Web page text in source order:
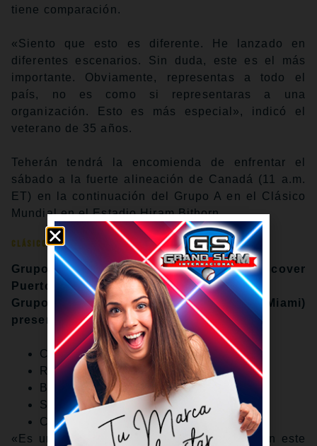
tiene comparación.
«Siento que esto es diferente. He lanzado en
diferentes escenarios. Sin duda, este es el más
importante. Obviamente, representas a todo el
país, no es como si representaras a una
organización. Esto es más especial», indicó el
veterano de 35 años.
Teherán tendrá la encomienda de enfrentar el
sábado a la fuerte alineación de Canadá (11 a.m.
ET) en la continuación del Grupo A en el Clásico
Mundial en el Estadio Hiram Bithorn.
Clásico Mundial de Béisbol 2026
Grupo A (San Juan) presentado por Discover
Puerto Rico
Grupo B (Houston) y Grupo D (Miami)
presentado por Capital One
Calendario
Rosters
Boletos
Sedes
Cobertura completa
«Es un gran honor representar a mi país en este